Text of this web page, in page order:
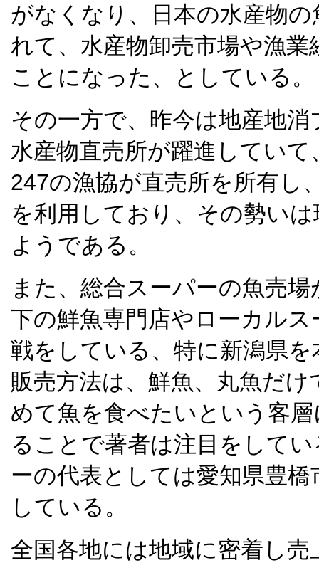
がなくなり、日本の水産物
れて、水産物卸売市場や漁
ことになった、としている。
その一方で、昨今は地産地
水産物直売所が躍進してい
247の漁協が直売所を所有し
を利用しており、その勢い
ようである。
また、総合スーパーの魚売
下の鮮魚専門店やローカル
戦をしている、特に新潟県
販売方法は、鮮魚、丸魚だ
めて魚を食べたいという客
ることで著者は注目をして
ーの代表としては愛知県豊
している。
全国各地には地域に密着し